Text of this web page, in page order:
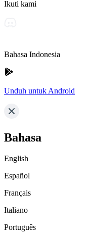
Ikuti kami
Bahasa Indonesia
Unduh untuk Android
Bahasa
English
Español
Français
Italiano
Português